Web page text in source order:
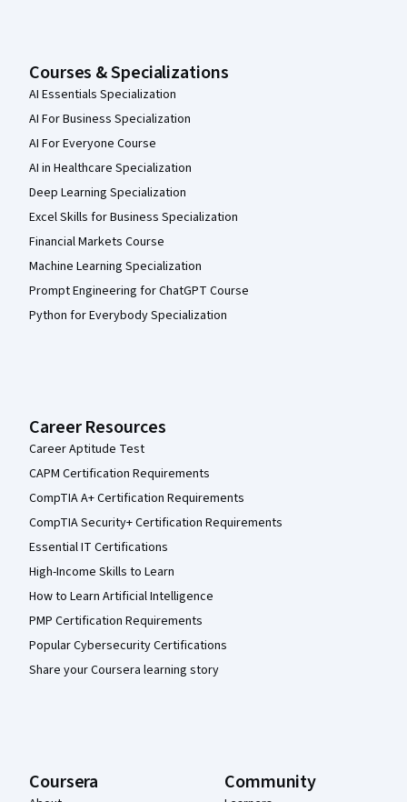
Courses & Specializations
AI Essentials Specialization
AI For Business Specialization
AI For Everyone Course
AI in Healthcare Specialization
Deep Learning Specialization
Excel Skills for Business Specialization
Financial Markets Course
Machine Learning Specialization
Prompt Engineering for ChatGPT Course
Python for Everybody Specialization
Career Resources
Career Aptitude Test
CAPM Certification Requirements
CompTIA A+ Certification Requirements
CompTIA Security+ Certification Requirements
Essential IT Certifications
High-Income Skills to Learn
How to Learn Artificial Intelligence
PMP Certification Requirements
Popular Cybersecurity Certifications
Share your Coursera learning story
Coursera Community